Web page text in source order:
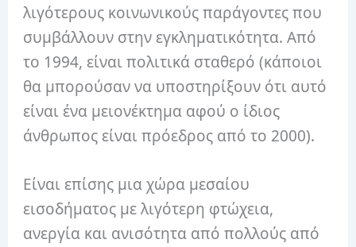
λιγότερους κοινωνικούς παράγοντες που
συμβάλλουν στην εγκληματικότητα.Από
το 1994, είναι πολιτικά σταθερό (κάποιοι
θα μπορούσαν να υποστηρίξουν ότι αυτό
είναι ένα μειονέκτημα αφού ο ίδιος
άνθρωπος είναι πρόεδρος από το 2000).
Είναι επίσης μια χώρα μεσαίου
εισοδήματος με λιγότερη φτώχεια,
ανεργία και ανισότητα από πολλούς από